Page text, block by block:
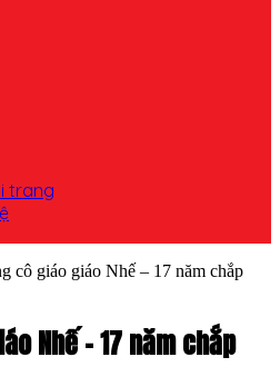
trang
cô giáo giáo Nhế – 17 năm chắp
Nhế – 17 năm chắp